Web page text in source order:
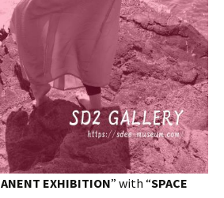
EXHIBITION” with “SPACE